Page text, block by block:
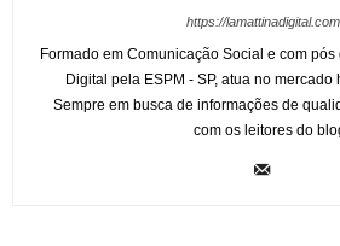
https://
Formado em Comunicação Social e com
Digital pela ESPM - SP, atua no mercado
Sempre em busca de informações de
com os leitores do